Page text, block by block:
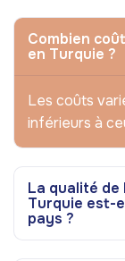
Combien
en Turquie ?
Les coûts
inférieurs à
La qualité de
Turquie est-
pays ?